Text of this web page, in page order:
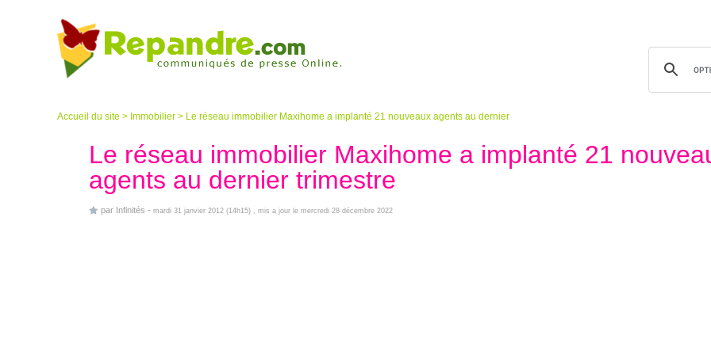
Accueil du site > Immobilier > Le réseau immobilier Maxihome a implanté 21 nouveaux agents au dernier
Le réseau immobilier Maxihome a implanté 21
agents au dernier trimestre
par Infinités - mardi 31 janvier 2012 (14h15) , mis a jour le mercredi 28 décembre 2022